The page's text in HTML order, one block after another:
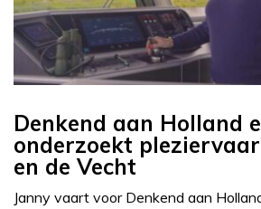
Denkend aan Holland
onderzoekt
en de Vecht
Janny vaart voor Denkend aan